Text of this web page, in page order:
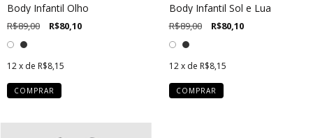
Body Infantil Olho
R$89,00 R$80,10
12x de R$8,15
COMPRAR
Body Infantil Sol e Lua
R$89,00 R$80,10
12 x de R$8,15
COMPRAR